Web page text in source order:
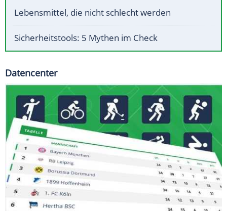
Lebensmittel, die nicht schlecht werden
Sicherheitstools: 5 Mythen im Check
Datencenter